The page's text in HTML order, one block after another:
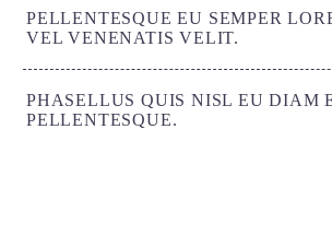
PELLENTESQUE EU SEMPER
VEL VENENATIS VELIT.
PHASELLUS QUIS NISL EU DIAM
PELLENTESQUE.